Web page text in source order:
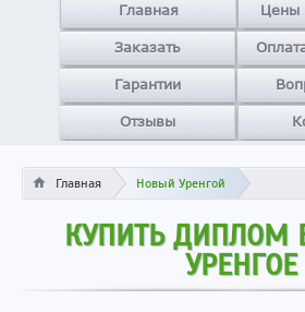
Главная Цены
Заказать
Гарантии
Отзывы
Главная Новый Уренгой
КУПИТЬ ДИПЛОМ
УРЕНГОЕ